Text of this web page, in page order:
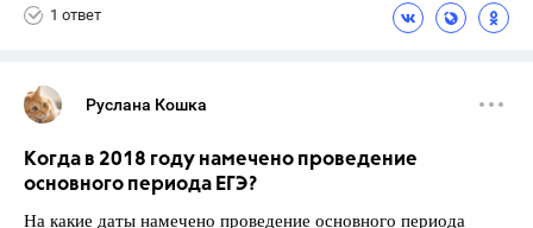
1 ответ
Руслана Кошка
Когда в 2018 году намечено проведение
основного периода ЕГЭ?
На какие даты намечено проведение основного периода